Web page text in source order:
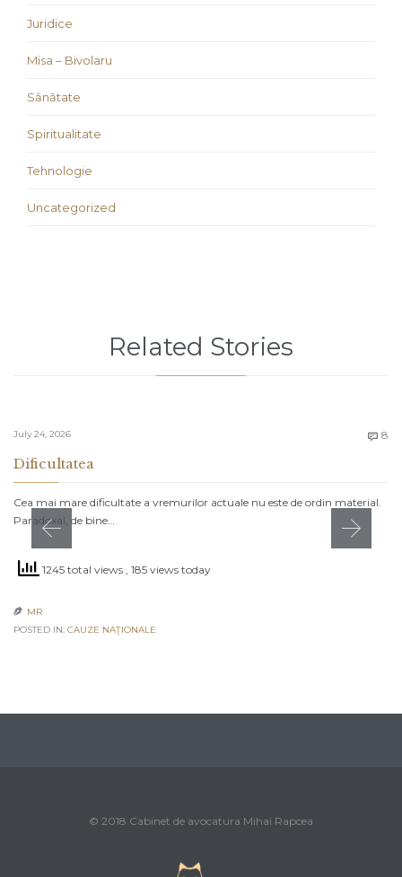
Juridice
Misa – Bivolaru
Sănătate
Spiritualitate
Tehnologie
Uncategorized
Related Stories
July 24, 2026  8
Dificultatea
Cea mai mare dificultate a vremurilor actuale nu este de ordin material.
Paradoxal, de bine…
1245 total views , 185 views today
 MR
POSTED IN: CAUZE NAŢIONALE
© 2018 Cabinet de avocatura Mihai Rapcea